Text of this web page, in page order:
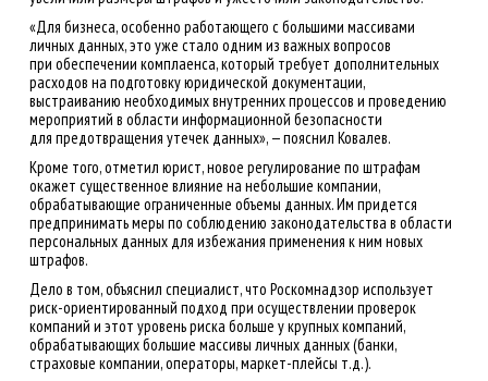
«Для бизнеса, особенно работающего с большими массивами
личных данных, это уже стало одним из важных вопросов
при обеспечении комплаенса, который требует дополнительных
расходов на подготовку юридической документации,
выстраиванию необходимых внутренних процессов и проведению
мероприятий в области информационной безопасности
для предотвращения утечек данных», — пояснил Ковалев.
Кроме того, отметил юрист, новое регулирование по штрафам
окажет существенное влияние на небольшие компании,
обрабатывающие ограниченные объемы данных. Им придется
предпринимать меры по соблюдению законодательства в области
персональных данных для избежания применения к ним новых
штрафов.
Дело в том, объяснил специалист, что Роскомнадзор использует
риск-ориентированный подход при осуществлении проверок
компаний и этот уровень риска больше у крупных компаний,
обрабатывающих большие массивы личных данных (банки,
страховые компании, операторы, маркет-плейсы т.д.).